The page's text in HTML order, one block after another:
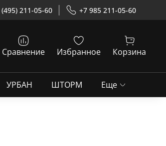
(495) 211-05-60 +7 985 211-05-60
Сравнение Избранное Корзина
УРБАН ШТОРМ Еще